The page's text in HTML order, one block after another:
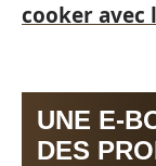
cooker avec
UNE E-
DES